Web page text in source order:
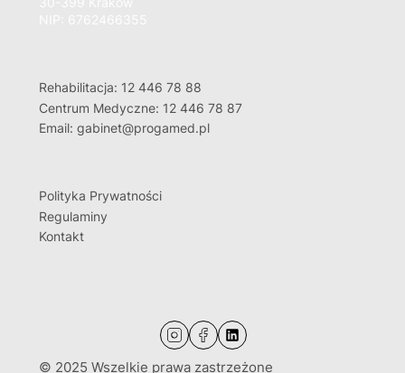
Rehabilitacja: 12 446 78 88
Centrum Medyczne: 12 446 78 87
Email: gabinet@progamed.pl
© 2025 Wszelkie prawa zastrzeżone
Polityka Prywatności
Regulaminy
Kontakt